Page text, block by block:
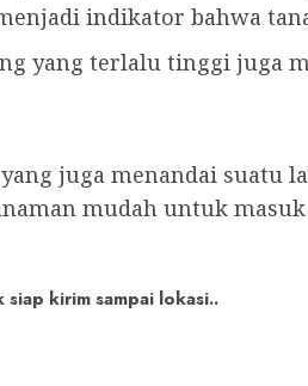
indikator bahwa
yang terlalu tinggi juga
juga menandai suatu
mudah untuk
kirim sampai lokasi..